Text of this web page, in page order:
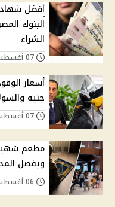
الشراء
جنيه والسولار
مطعم شهير
ويفصل